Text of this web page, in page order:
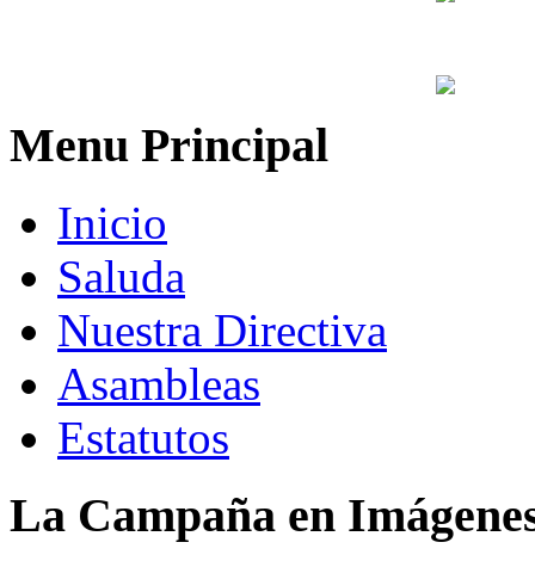
Menu Principal
Inicio
Saluda
Nuestra Directiva
Asambleas
Estatutos
La Campaña en